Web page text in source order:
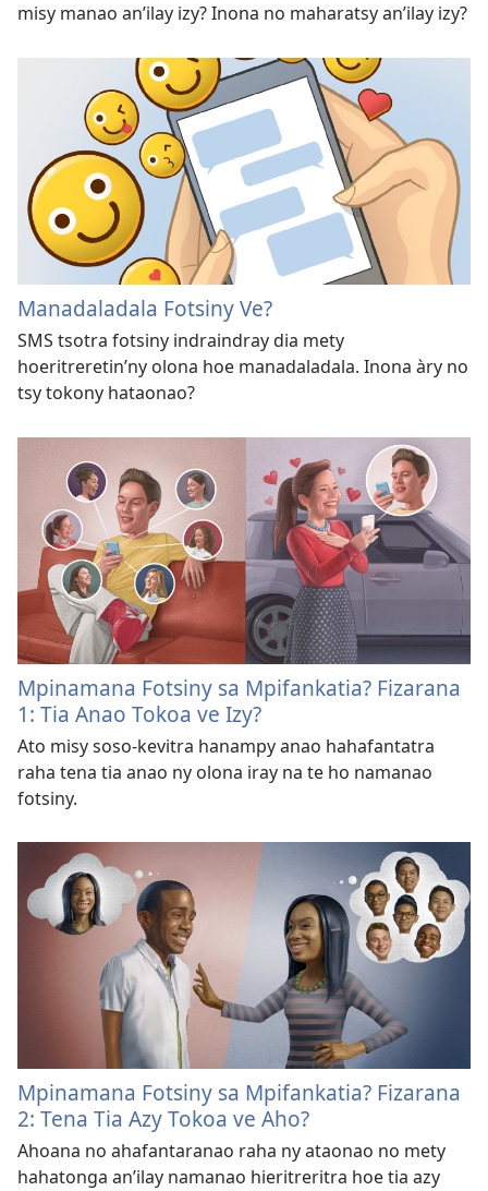
misy manao an’ilay izy? Inona no maharatsy an’ilay izy?
Manadaladala Fotsiny Ve?
SMS tsotra fotsiny indraindray dia mety
hoeritreretin’ny olona hoe manadaladala. Inona àry no
tsy tokony hataonao?
Mpinamana Fotsiny sa Mpifankatia? Fizarana
1: Tia Anao Tokoa ve Izy?
Ato misy soso-kevitra hanampy anao hahafantatra
raha tena tia anao ny olona iray na te ho namanao
fotsiny.
Mpinamana Fotsiny sa Mpifankatia? Fizarana
2: Tena Tia Azy Tokoa ve Aho?
Ahoana no ahafantaranao raha ny ataonao no mety
hahatonga an’ilay namanao hieritreritra hoe tia azy